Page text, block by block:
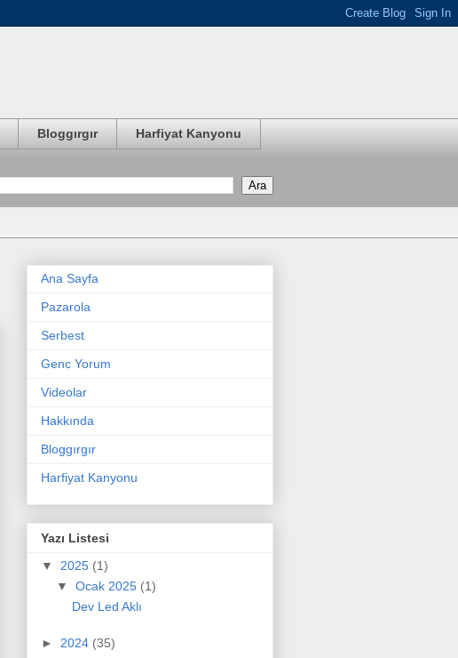
Bloggırgır Harfiyat Kanyonu
Ana Sayfa
Pazarola
Serbest
Genc Yorum
Videolar
Hakkında
Bloggırgır
Harfiyat Kanyonu
Yazı Listesi
▼ 2025 (1)
▼ Ocak 2025 (1)
Dev Led Aklı
► 2024 (35)